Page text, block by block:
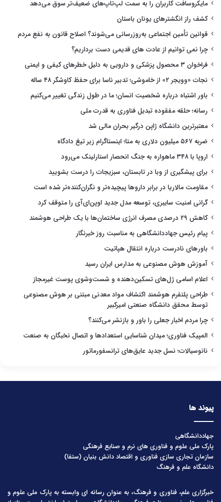
مایکروسافت کاربران را به سمت لپ‌تاپ‌های ضعیف‌تر سوق می‌دهد
کشف راز انگشترهای یونان باستان
قوانین تأمین اجتماعی به‌روزرسانی می‌شوند؟ اصلاح قانون به نفع مردم
چرا نمی توانیم از عادت های قدیمی دست برداریم؟
فراخوان ۳ محصول پزشکی و دارویی به دلیل خطرهای کیفی و ایمنی
نجات «وویجر ۲» از خاموشی؛ تدبیر ناسا برای حفظ کاوشگر ۴۸ ساله
باور اشتباه درباره شخصیت انسان؛ ما در طول زندگی تغییر می‌کنیم
رسانه؛ حلقه مفقوده تبدیل فناوری به قدرت ملی
معتبرترین دانشگاه ژاپن درگیر بحران مالی شد
ضربه ۵۶۷ میلیون دلاری به متا؛ اینستاگرام زیر تیغ دادگاه
اروپا با ۳۴۸ ماهواره به جنگ انحصار استارلینک می‌رود
برای پیشگیری از وبا در تابستان، سبزیجات را درست بشویید
مقاومت مالاریا در برابر داروها پیچیده‌تر و نگران‌کننده‌تر شده است
گرانی امنیت سایبری، توسعه مدل جدید اوپن‌ای‌آی را متوقف کرد
کاهش ۲۹ درصدی مصرف انرژی ساختمان‌ها با یک طراحی هوشمند
پیام رئیس جهاددانشگاهی به مناسبت روز خبرنگار
باورهای نادرست درباره انتقال هپاتیت
آموزش هوش مصنوعی به مدارس ایران رسید
اعلام اسامی ژل‌های تسکین‌دهنده و شست‌وشوی پوست غیرمجاز
طراحی پلتفرم هوشمند اکتشاف مواد معدنی مبتنی بر هوش مصنوعی
توسط محقق دانشگاه صنعتی امیرکبیر
چرا مردم اخبار جعلی را باور و بازنشر می‌کنند؟
المپیک فناوری؛ میدان شناسایی استعدادها و اتصال نخبگان به صنعت
نانوسیالات؛ نسل جدید عایق‌های ترانسفورماتور
پیوند ها
جهاددانشگاهی
پارک ملی علوم و فناوری های نرم و صنایع فرهنگی
سازمان تجاری سازی فناوری و اقتصاد دانش بنیان (ستفا)
دانشگاه علم و فرهنگ
خبرگزاری علم، فناوری و فرهنگ، به عنوان رسانه ای وابسته به پارک ملی علوم و